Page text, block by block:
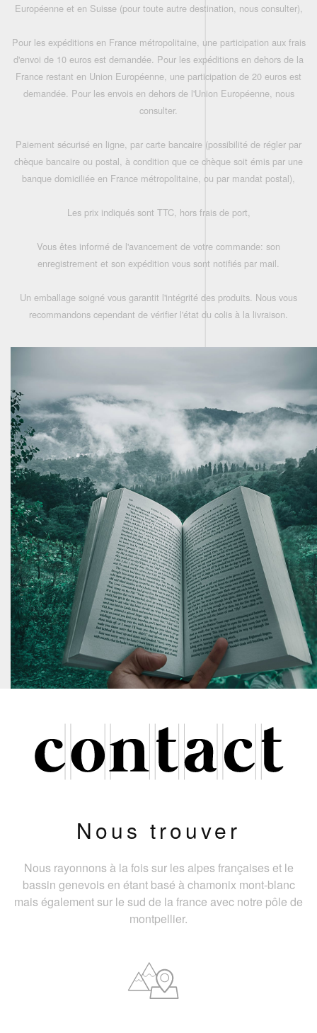
Européenne et en Suisse (pour toute autre destination, nous consulter),
Pour les expéditions en France métropolitaine, une participation aux frais
d'envoi de 10 euros est demandée. Pour les expéditions en dehors de la
France restant en Union Européenne, une participation de 20 euros est
demandée. Pour les envois en dehors de l'Union Européenne, nous
consulter.
Paiement sécurisé en ligne, par carte bancaire (possibilité de régler par
chèque bancaire ou postal, à condition que ce chèque soit émis par une
banque domiciliée en France métropolitaine, ou par mandat postal),
Les prix indiqués sont TTC, hors frais de port,
Vous êtes informé de l'avancement de votre commande: son
enregistrement et son expédition vous sont notifiés par mail.
Un emballage soigné vous garantit l'intégrité des produits. Nous vous
recommandons cependant de vérifier l'état du colis à la livraison.
Nous trouver
Nous rayonnons à la fois sur les alpes françaises et le
bassin genevois en étant basé à chamonix mont-blanc
mais également sur le sud de la france avec notre pôle de
montpellier.